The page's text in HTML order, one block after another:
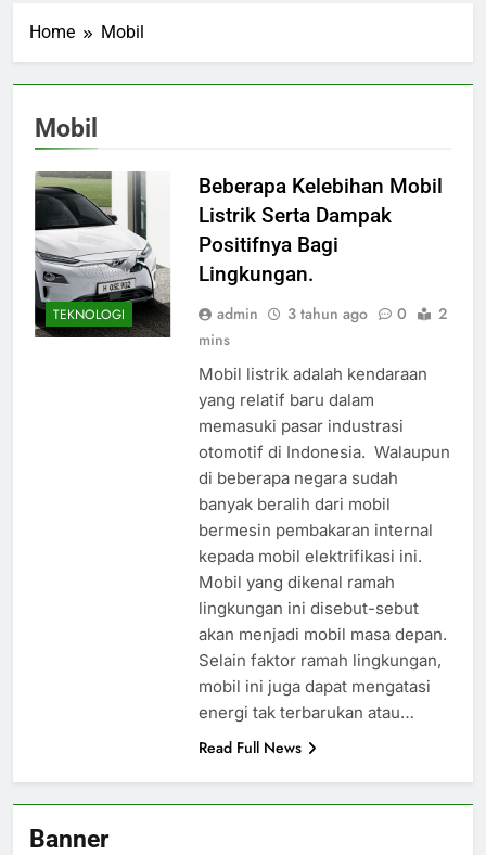
Home Mobil
Mobil
TEKNOLOGI
Beberapa Kelebihan Mobil
Listrik Serta Dampak
Positifnya Bagi
Lingkungan.
admin 3 tahun ago 0
2
mins
Mobil listrik adalah kendaraan
yang relatif baru dalam
memasuki pasar industrasi
otomotif di Indonesia. Walaupun
di beberapa negara sudah
banyak beralih dari mobil
bermesin pembakaran internal
kepada mobil elektrifikasi ini.
Mobil yang dikenal ramah
lingkungan ini disebut-sebut
akan menjadi mobil masa depan.
Selain faktor ramah lingkungan,
mobil ini juga dapat mengatasi
energi tak terbarukan atau…
Read Full News
Banner